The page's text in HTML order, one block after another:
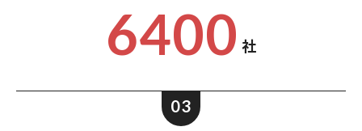
6400 社
03